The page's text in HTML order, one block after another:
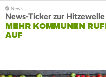
News-Ticker zur Hitzewelle
MEHR KOMMUNEN
AUF